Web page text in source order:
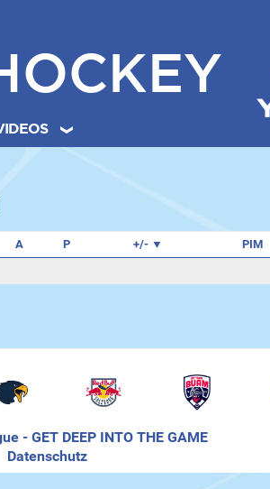
A P +/-
PIM
- GET DEEP INTO THE GAME
Datenschutz